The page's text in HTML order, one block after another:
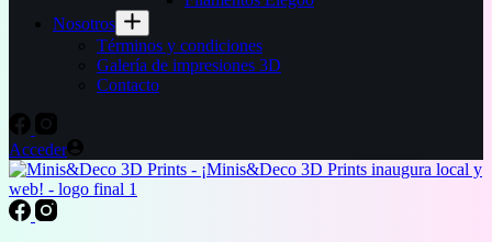
Nosotros
Términos y condiciones
Galería de impresiones 3D
Contacto
Acceder